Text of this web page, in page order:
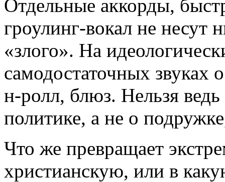
Отдельные аккорды,
гроулинг-вокал не несут
«злого». На
самодостаточных звуках
н-ролл, блюз. Нельзя
политике, а не о
Что же превращает
христианскую, или в